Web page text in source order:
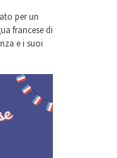
per un
francese di
e i suoi